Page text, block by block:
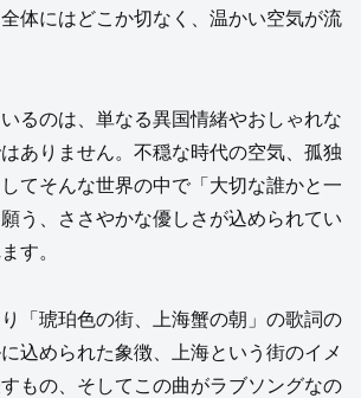
体にはどこか切なく、温かい空気が流
るのは、単なる異国情緒やおしゃれな
ありません。不穏な時代の空気、孤独
てそんな世界の中で「大切な誰かと一
う、ささやかな優しさが込められてい
す。
「琥珀色の街、上海蟹の朝」の歌詞の
込められた象徴、上海という街のイメ
もの、そしてこの曲がラブソングなの